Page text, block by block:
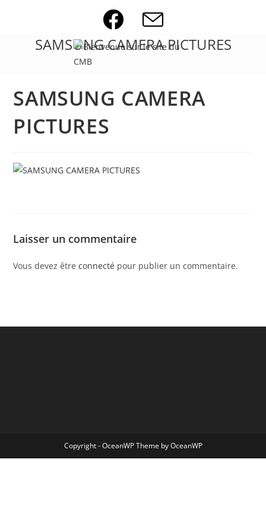
SAMSUNG CAMERA PICTURES
SAMSUNG CAMERA
PICTURES
Laisser un commentaire
Vous devez êtreconnecté pour publier un commentaire.
Copyright - OceanWP Theme by OceanWP